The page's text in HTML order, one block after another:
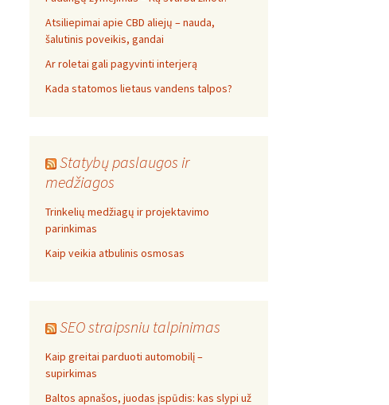
Atsiliepimai apie CBD aliejų – nauda,
šalutinis poveikis, gandai
Ar roletai gali pagyvinti interjerą
Kada statomos lietaus vandens talpos?
Statybų paslaugos ir
medžiagos
Trinkelių medžiagų ir projektavimo
parinkimas
Kaip veikia atbulinis osmosas
SEO straipsniu talpinimas
Kaip greitai parduoti automobilį –
supirkimas
Baltos apnašos, juodas įspūdis: kas slypi už